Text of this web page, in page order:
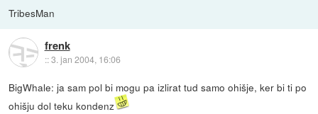
TribesMan
frenk
::3. jan 2004, 16:06
BigWhale: ja sam pol bi mogu pa izlirat tud samo ohišje, ker bi ti po
ohišju dol teku kondenz